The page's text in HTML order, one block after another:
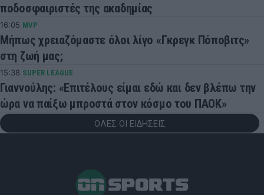
ποδοσφαιριστές της ακαδημίας
16:05 MVP
Μήπως χρειαζόμαστε όλοι λίγο «Γκρεγκ Πόποβιτς»
στη ζωή μας;
15:38 SUPER LEAGUE
Γιαννούλης: «Επιτέλους είμαι εδώ και δεν βλέπω την
ώρα να παίξω μπροστά στον κόσμο του ΠΑΟΚ»
ΟΛΕΣ ΟΙ ΕΙΔΗΣΕΙΣ